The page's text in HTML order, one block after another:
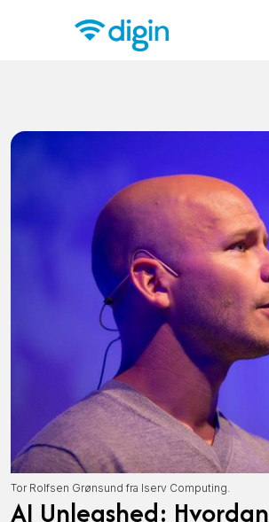
Tor Rolfsen Grønsund fra Iserv Computing.
AI Unleashed: Hvordan